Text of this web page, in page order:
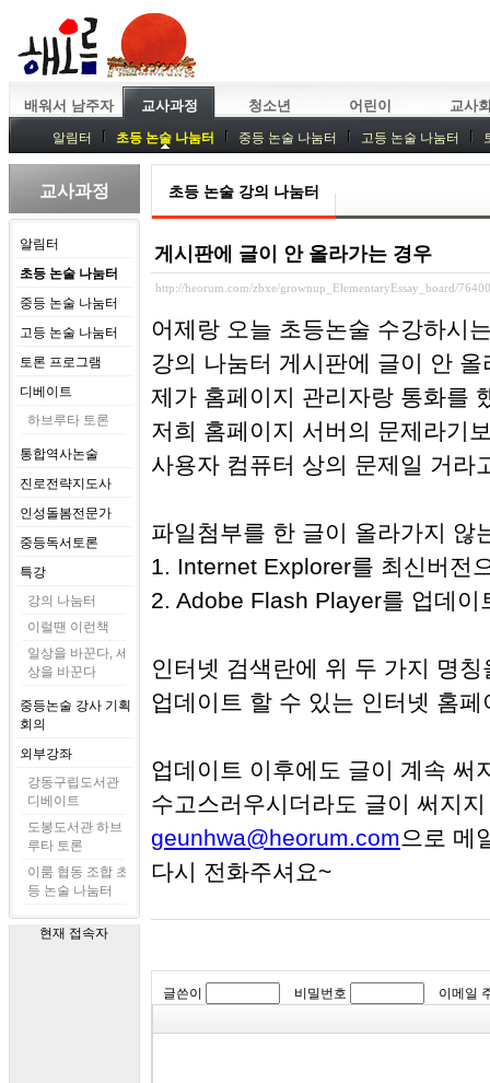
배워서 남주자 교사과정 청소년 어린이 교사
알림터 초등 논술 나눔터 중등 논술 나눔터 고등 논술 나눔터
중등독서토론
특강 중등논술 강사 기획회의 외부강좌
교사과정
알림터
초등 논술 나눔터
중등 논술 나눔터
고등 논술 나눔터
토론 프로그램
디베이트
하브루타 토론
통합역사논술
진로전략지도사
인성돌봄전문가
중등독서토론
특강
강의 나눔터
이럴땐 이런책
일상을 바꾼다, 세
상을 바꾼다
중등논술 강사 기획
회의
외부강좌
강동구립도서관
디베이트
도봉도서관 하브
루타 토론
이룸 협동 조합 초
등 논술 나눔터
현재 접속자
초등 논술 강의 나눔터
게시판에 글이 안 올라가는 경우
http://heorum.com/zbxe/grownup_ElementaryEssay_board/76400
어제랑 오늘 초등논술 수강하시
강의 나눔터 게시판에 글이 안
제가 홈페이지 관리자랑 통화를
저희 홈페이지 서버의 문제라기
사용자 컴퓨터 상의 문제일 거라
파일첨부를 한 글이 올라가지 않
1. Internet Explorer를 최신버전
2. Adobe Flash Player를 업데이
인터넷 검색란에 위 두 가지 명
업데이트 할 수 있는 인터넷 홈
업데이트 이후에도 글이 계속 써
수고스러우시더라도 글이 써지
geunhwa@heorum.com으로 메
다시 전화주셔요~
글쓴이 비밀번호 이메일